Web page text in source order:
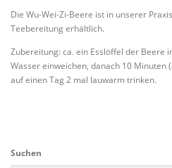
Die Wu-Wei-Zi-Beere ist in unserer
Teebereitung erhältlich.
Zubereitung: ca. ein Esslöffel der Beere
Wasser einweichen, danach 10 Minuten
auf einen Tag 2 mal lauwarm trinken.
Suchen